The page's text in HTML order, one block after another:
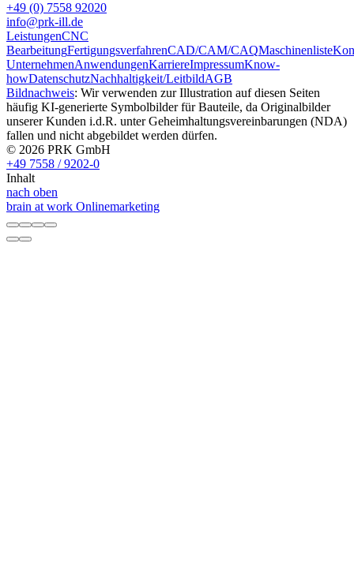
+49 (0) 7558 92020
info@prk-ill.de
LeistungenCNC
BearbeitungFertigungsverfahrenCAD/CAM/CAQMaschinenliste
UnternehmenAnwendungenKarriereImpressumKnow-
howDatenschutzNachhaltigkeit/LeitbildAGB
Bildnachweis: Wir verwenden zur Illustration auf diesen Seiten
häufig KI-generierte Symbolbilder für Bauteile, da Originalbilder
unserer Kunden i.d.R. unter Geheimhaltungsvereinbarungen (NDA)
fallen und nicht abgebildet werden dürfen.
© 2026 PRK GmbH
+49 7558 / 9202-0
Inhalt
nach oben
brain at work Onlinemarketing